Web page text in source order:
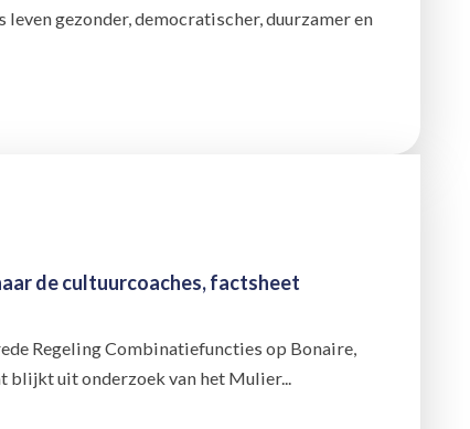
leven gezonder, democratischer, duurzamer en
de cultuurcoaches, factsheet
Regeling Combinatiefuncties op Bonaire,
blijkt uit onderzoek van het Mulier...